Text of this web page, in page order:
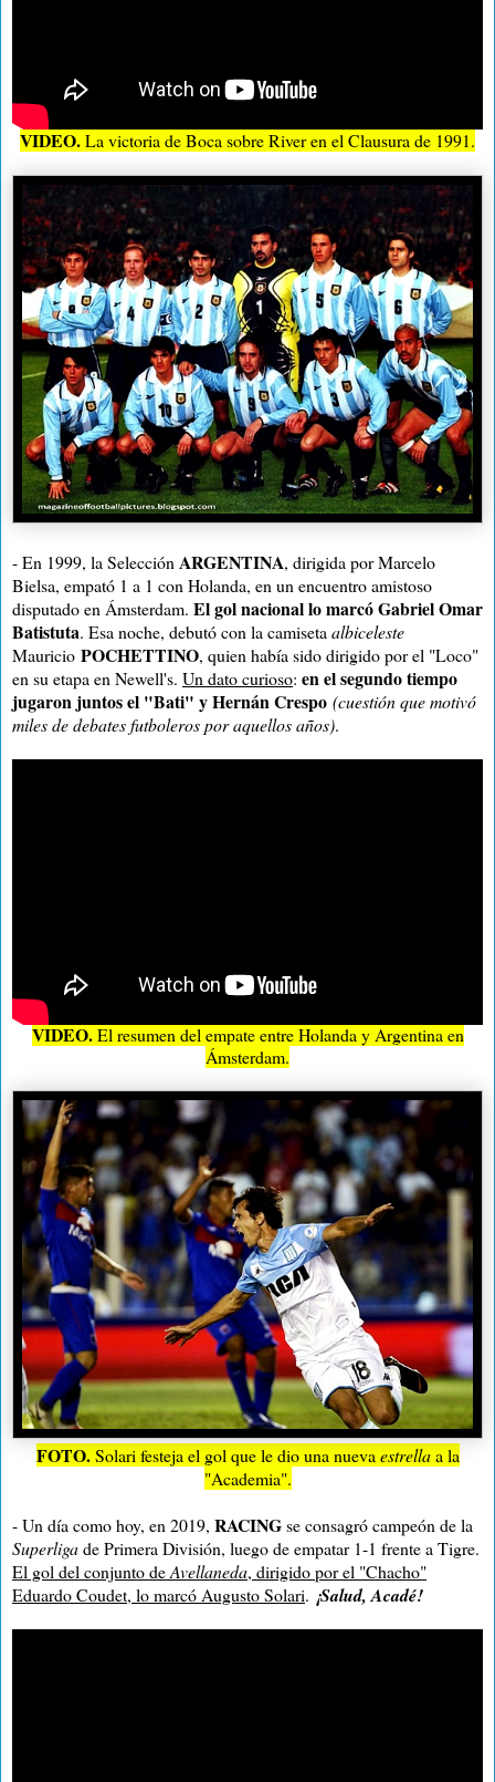
VIDEO.La victoria de Boca sobre River en el Clausura de 1991.
- En 1999, la Selección ARGENTINA, dirigida por Marcelo
Bielsa, empató 1 a 1 con Holanda, en un encuentro amistoso
disputado en Ámsterdam. El gol nacional lo marcó Gabriel Omar
Batistuta. Esa noche, debutó con la camiseta albiceleste
Mauricio POCHETTINO, quien había sido dirigido por el "Loco"
en su etapa en Newell's. Un dato curioso: en el segundo tiempo
jugaron juntos el "Bati" y Hernán Crespo (cuestión que motivó
miles de debates futboleros por aquellos años).
VIDEO.El resumen del empate entre Holanda y Argentina en
Ámsterdam.
FOTO.Solari festeja el gol que le dio una nueva estrellaa la
"Academia".
- Un día como hoy, en 2019, RACINGse consagró campeón de la
Superligade Primera División, luego de empatar 1-1 frente a Tigre.
El gol del conjunto deAvellaneda, dirigido por el "Chacho"
Eduardo Coudet, lo marcó Augusto Solari. ¡Salud, Acadé!